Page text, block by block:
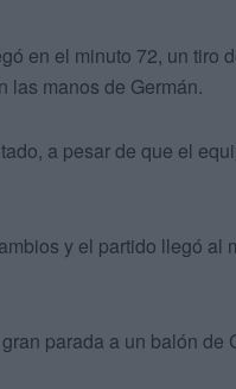
en el minuto 72, un tiro
las manos de Germán.
a pesar de que el
y el partido llegó al
parada a un balón de